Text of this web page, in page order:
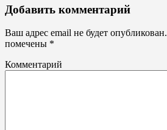
Брандмауэры,
панно,
баннеры
Добавить комментарий
Ваш адрес email не будет опубликован.
помечены *
Комментарий